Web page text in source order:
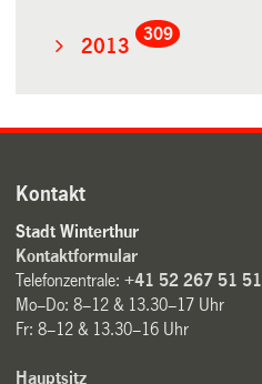
2013
309
Kontakt
Stadt Winterthur
Kontaktformular
Telefonzentrale:+41 52 267 51 51
Mo–Do: 8–12 & 13.30–17 Uhr
Fr: 8–12 & 13.30–16 Uhr
Hauptsitz